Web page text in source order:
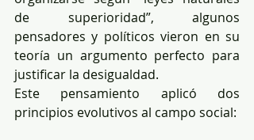
de superioridad”, algunos
pensadores y políticos vieron en su
teoría un argumento perfecto para
justificar la desigualdad.
Este pensamiento aplicó dos
principios evolutivos al campo social: